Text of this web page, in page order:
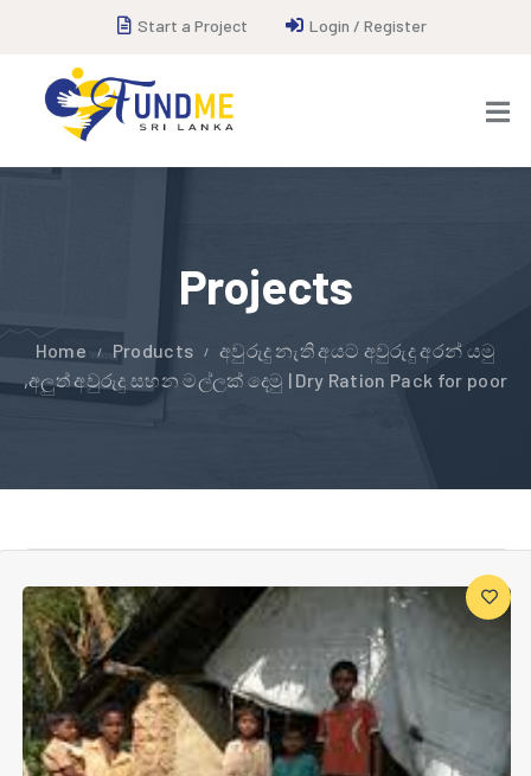
Start a Project Login / Register
Projects
Home Products
අවුරුදු නැති අයට අවුරුදු අරන් යමු
,අලුත් අවුරුදු සහන මල්ලක් දෙමු | Dry Ration Pack for poor